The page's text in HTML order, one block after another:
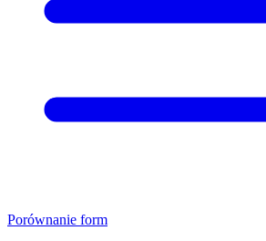
Porównanie form